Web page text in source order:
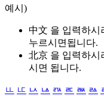
예시)
中文 을 입력하시
누르시면됩니다.
北京 을 입력하시
시면 됩니다.
ㅥ ㅦ ㅧ ㅨ ㅩ ㅪ ㅫ ㅬ